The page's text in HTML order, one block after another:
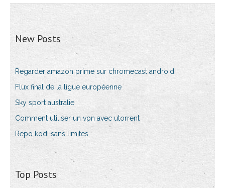
New Posts
Regarder amazon prime sur chromecast android
Flux final de la ligue européenne
Sky sport australie
Comment utiliser un vpn avec utorrent
Repo kodi sans limites
Top Posts